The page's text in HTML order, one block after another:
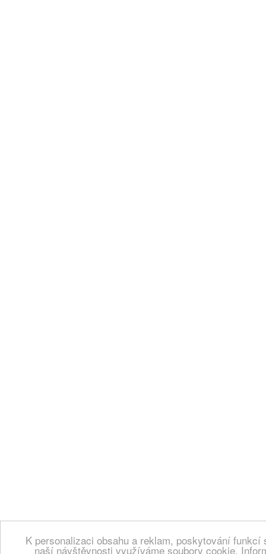
K personalizaci obsahu a reklam, poskytování
naší návštěvnosti využíváme soubory cookie.